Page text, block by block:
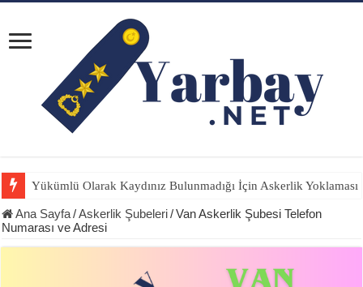
Yükümlü Olarak Kaydınız Bulunmadığı İçin Askerlik
Ana Sayfa/Askerlik Şubeleri/Van Askerlik Şubesi Telefon
Numarası ve Adresi